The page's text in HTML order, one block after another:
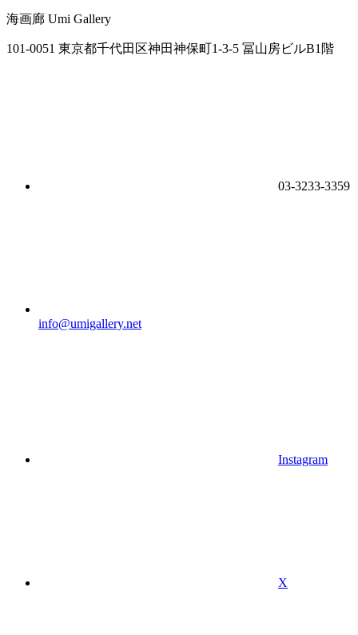
海画廊 Umi Gallery
101-0051 東京都千代田区神田神保町1-3-5 冨山房ビルB1階
03-3233-3359
info@umigallery.net
Instagram
X